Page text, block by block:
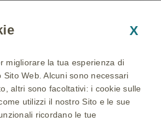
X
migliorare la tua esperienza di
Web. Alcuni sono necessari
altri sono facoltativi: i cookie sulle
utilizzi il nostro Sito e le sue
ricordano le tue